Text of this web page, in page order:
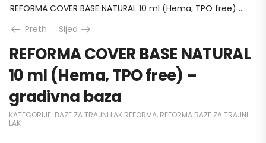
REFORMA COVER BASE NATURAL 10 ml (Hema, TPO free) – gradivna baza
Preth
Sljed
REFORMA COVER BASE NATURAL
10 ml (Hema, TPO free) –
gradivna baza
KATEGORIJE: BAZE ZA TRAJNI LAK REFORMA, REFORMA BAZE ZA TRAJNI
LAK